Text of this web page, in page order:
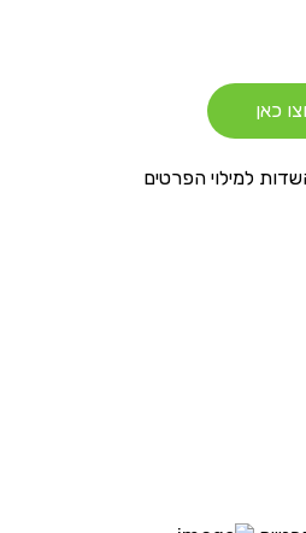
כאן
למילוי הפרטים